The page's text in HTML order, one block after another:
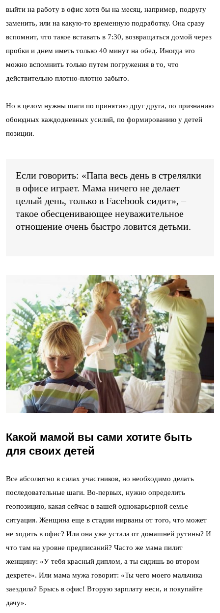
выйти на работу в офис хотя бы на месяц, например, подругу
заменить, или на какую-то временную подработку. Она сразу
вспомнит, что такое вставать в 7:30, возвращаться домой через
пробки и днем иметь только 40 минут на обед. Иногда это
можно вспомнить только путем погружения в то, что
действительно плотно-плотно забыто.
Но в целом нужны шаги по принятию друг друга, по признанию
обоюдных каждодневных усилий, по формированию у детей
позиции.
Если говорить: «Папа весь день в стрелялки
в офисе играет. Мама ничего не делает
целый день, только в Facebook сидит», –
такое обесценивающее неуважительное
отношение очень быстро ловится детьми.
Какой мамой вы сами хотите быть
для своих детей
Все абсолютно в силах участников, но необходимо делать
последовательные шаги. Во-первых, нужно определить
геопозицию, какая сейчас в вашей однокарьерной семье
ситуация. Женщина еще в стадии нирваны от того, что может
не ходить в офис? Или она уже устала от домашней рутины? И
что там на уровне предписаний? Часто же мама пилит
женщину: «У тебя красный диплом, а ты сидишь во втором
декрете». Или мама мужа говорит: «Ты чего моего мальчика
заездила? Брысь в офис! Вторую зарплату неси, и покупайте
дачу».